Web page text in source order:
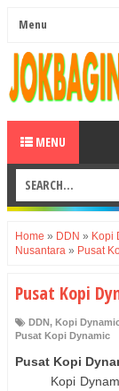
MENU
Home » DDN » Kopi
Nusantara » Pusat
Pusat Kopi
DDN, Kopi
Pusat Kopi Dynamic
Pusat Kopi
Kopi Dynamic